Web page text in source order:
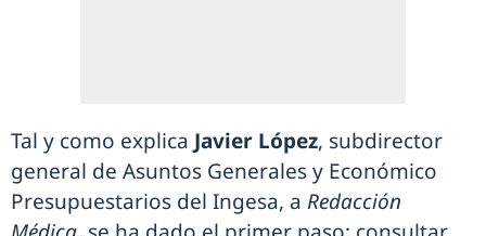
Tal y como explica Javier López, subdirector
general de Asuntos Generales y Económico
Presupuestarios del Ingesa, a Redacción